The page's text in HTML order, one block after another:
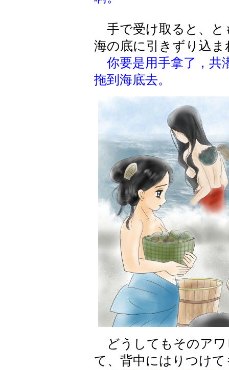
手で受け取ると、と
海の底に引きずり込
你要是用手拿了，共
拖到海底去。
どうしてもそのアワ
て、背中にはりつけ